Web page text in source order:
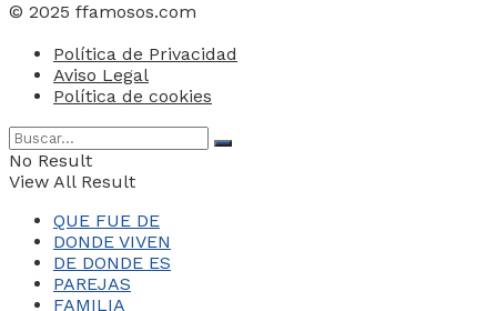
© 2025 ffamosos.com
Política de Privacidad
Aviso Legal
Política de cookies
No Result
View All Result
QUE FUE DE
DONDE VIVEN
DE DONDE ES
PAREJAS
FAMILIA